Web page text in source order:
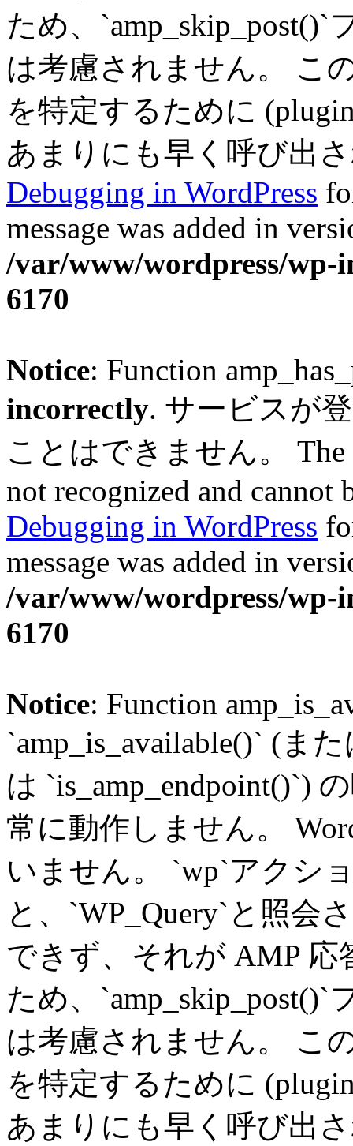
ため、
は考慮されません。 こ
を特定するために
あまりにも早く呼び出さ
Debugging in WordPress
message was added in
/var/www/wordpress/wp-
6170
Notice: Function
incorrectly. サービスが
ことはできません。 The
not recognized and cannot
Debugging in WordPress
message was added in
/var/www/wordpress/wp-
6170
Notice: Function
`amp_is_available()` (ま
は `is_amp_endpoint()`)
常に動作しません。
いません。 `wp`アクシ
と、`WP_Query`と照会
できず、それが AMP
ため、
は考慮されません。 こ
を特定するために
あまりにも早く呼び出さ